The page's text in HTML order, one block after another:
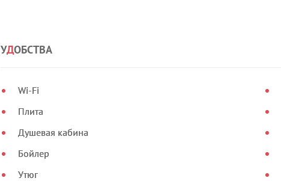
УДОБСТВА
Wi-Fi
Плита
Душевая кабина
Бойлер
Утюг